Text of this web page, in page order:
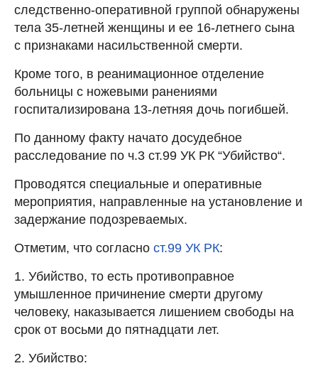
следственно-оперативной группой обнаружены
тела 35-летней женщины и ее 16-летнего сына
с признаками насильственной смерти.
Кроме того, в реанимационное отделение
больницы с ножевыми ранениями
госпитализирована 13-летняя дочь погибшей.
По данному факту начато досудебное
расследование по ч.3 ст.99 УК РК “Убийство“.
Проводятся специальные и оперативные
мероприятия, направленные на установление и
задержание подозреваемых.
Отметим, что согласно ст.99 УК РК:
1. Убийство, то есть противоправное
умышленное причинение смерти другому
человеку, наказывается лишением свободы на
срок от восьми до пятнадцати лет.
2. Убийство: